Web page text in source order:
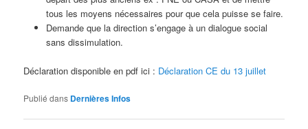
tous les moyens nécessaires pour que cela puisse se faire.
Demande que la direction s’engage à un dialogue social
sans dissimulation.
Déclaration disponible en pdf ici : Déclaration CE du 13 juillet
Publié dans Dernières Infos